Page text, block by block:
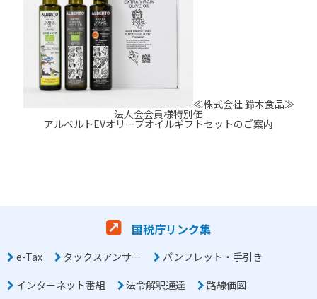
≪株式会社 鈴木食品≫
法人会会員様特別価
アルベルトEVオリーブオイルギフトセットのご案内
国税庁リンク集
e-Tax タックスアンサー
パンフレット・手引き
インターネット番組
法令解釈通達 路線価図